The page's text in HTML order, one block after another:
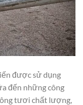
được sử dụng
đến những công
tươi chất lượng,